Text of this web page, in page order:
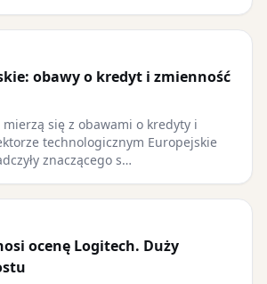
obawy o kredyt i zmienność
się z obawami o kredyty i
technologicznym Europejskie
znaczącego s…
ocenę Logitech. Duży